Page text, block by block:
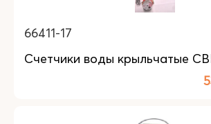
66411-17
Счетчики воды крыльчатые